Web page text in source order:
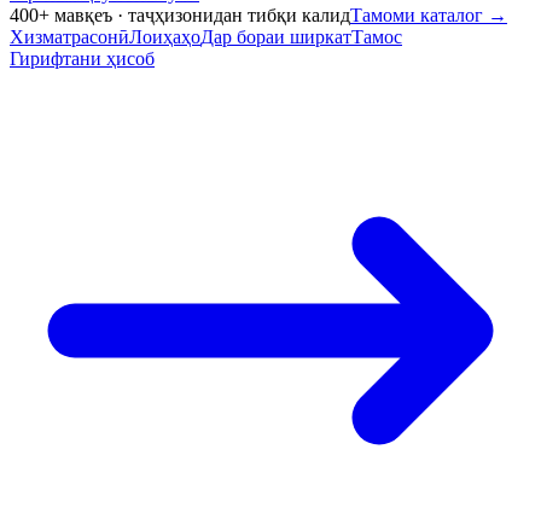
400+ мавқеъ · таҷҳизонидан тибқи калидТамоми каталог →
ХизматрасонӣЛоиҳаҳоДар бораи ширкатТамос
Гирифтани ҳисоб